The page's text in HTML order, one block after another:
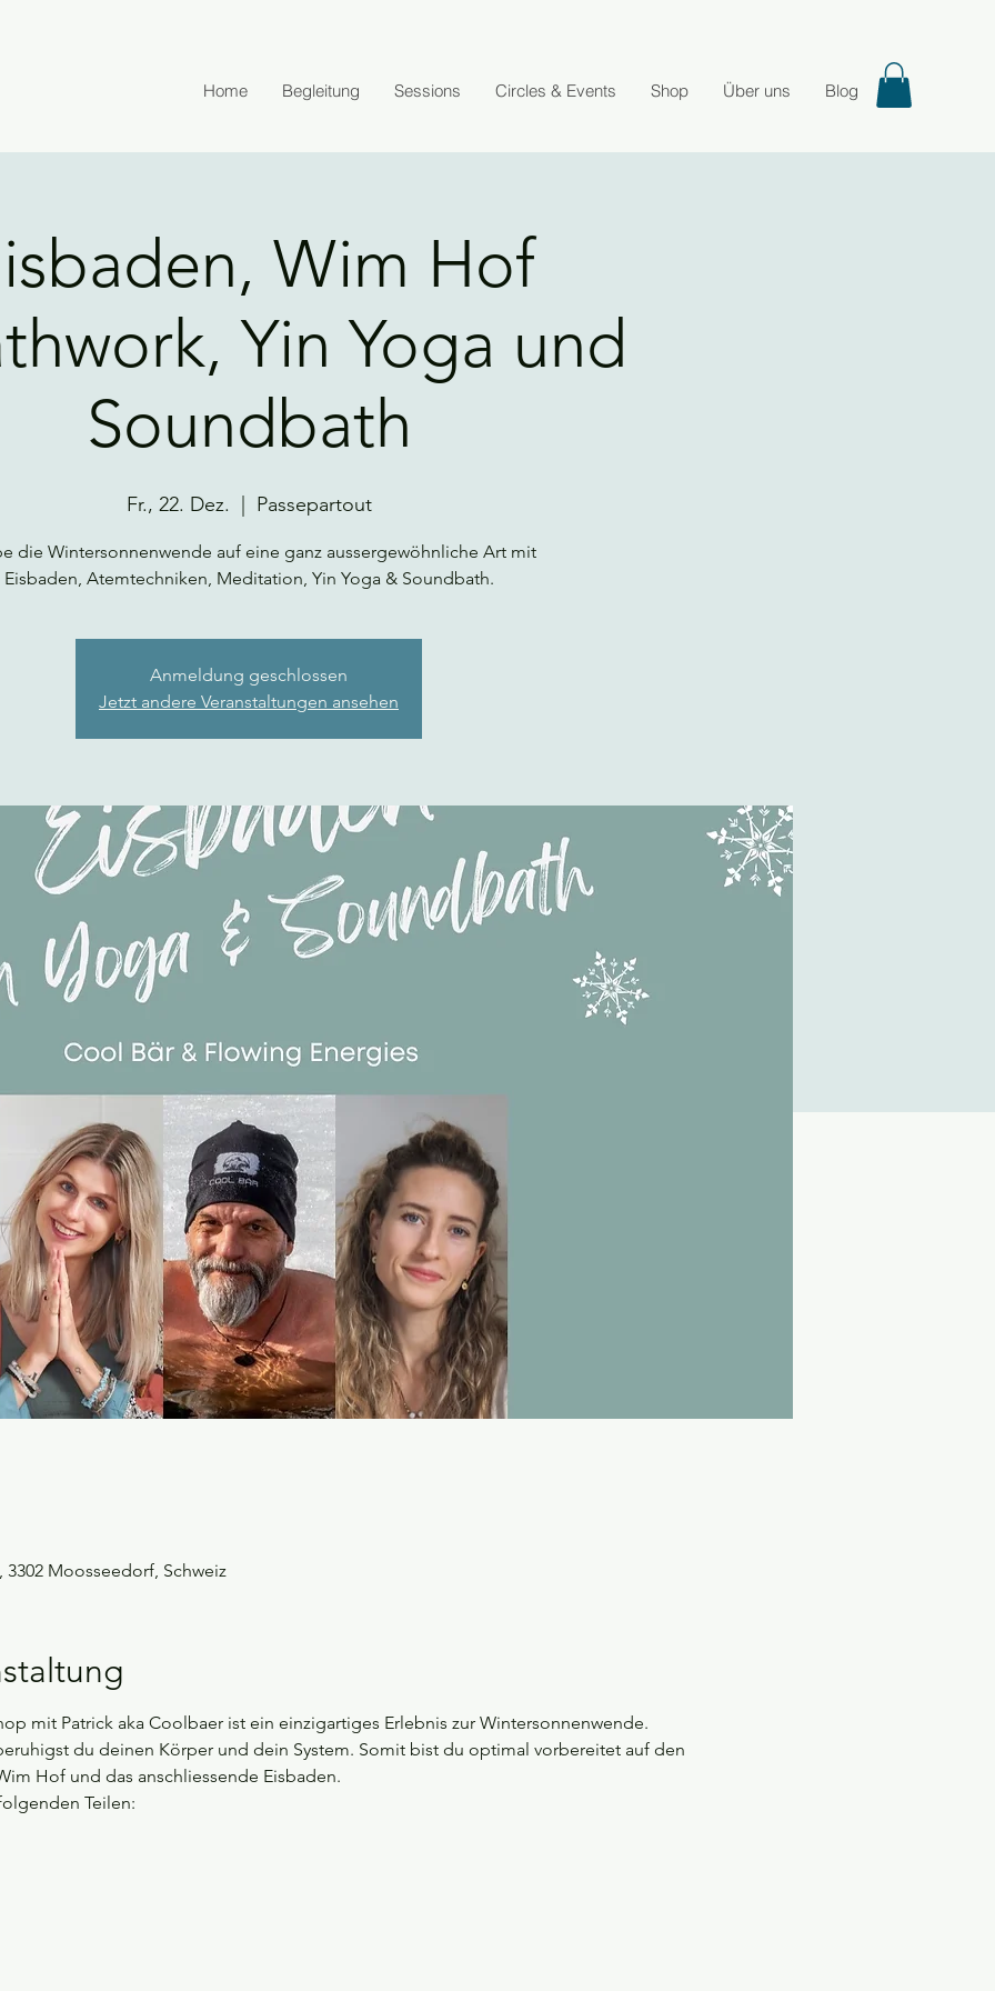
Home Begleitung Sessions Circles & Events Shop Über uns Blog
Wim Hof
Yin Yoga und
Soundbath
Fr., 22. Dez. Passepartout
die Wintersonnenwende auf eine ganz aussergewöhnliche Art mit
Eisbaden, Atemtechniken, Meditation, Yin Yoga & Soundbath.
Anmeldung geschlossen
Jetzt andere Veranstaltungen ansehen
3302 Moosseedorf, Schweiz
mit Patrick aka Coolbaer ist ein einzigartiges Erlebnis zur Wintersonnenwende.
du deinen Körper und dein System. Somit bist du optimal vorbereitet auf den
Hof und das anschliessende Eisbaden.
Teilen: